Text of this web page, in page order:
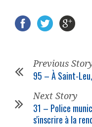
Previous
95 – À Saint-
Next Story
31 – Police
s'inscrire à la